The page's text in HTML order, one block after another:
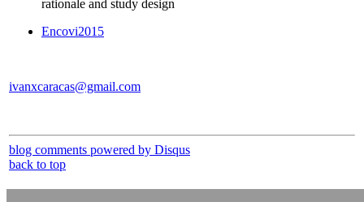
rationale and study design
Encovi2015
ivanxcaracas@gmail.com
blog comments powered by Disqus
back to top